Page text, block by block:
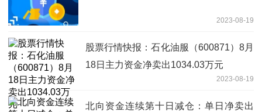
2023-08-19
股票行情快报：石化油服（600871）8月
18日主力资金净卖出1034.03万元
2023-08-19
北向资金连续第十日减仓：单日净卖出